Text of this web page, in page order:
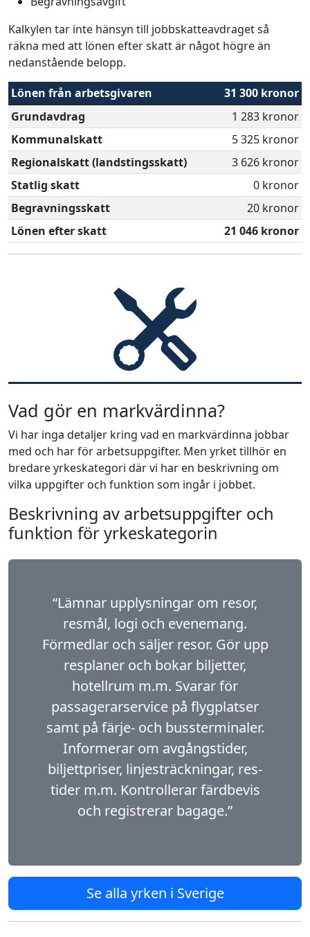
Kalkylen tar inte hänsyn till jobbskatteavdraget så
räkna med att lönen efter skatt är något högre än
nedanstående belopp.
Lönen från arbetsgivaren
31 300 kronor
Grundavdrag
1 283 kronor
Kommunalskatt
5 325 kronor
Regionalskatt (landstingsskatt)
3 626 kronor
Statlig skatt
0 kronor
Begravningsskatt
20 kronor
Lönen efter skatt
21 046 kronor
Vad gör en markvärdinna?
Vi har inga detaljer kring vad en markvärdinna jobbar
med och har för arbetsuppgifter. Men yrket tillhör en
bredare yrkeskategori där vi har en beskrivning om
vilka uppgifter och funktion som ingår i jobbet.
Beskrivning av arbetsuppgifter och
funktion för yrkeskategorin
“Lämnar upplysningar om resor,
resmål, logi och evenemang.
Förmedlar och säljer resor. Gör upp
resplaner och bokar biljetter,
hotellrum m.m. Svarar för
passagerarservice på flygplatser
samt på färje- och bussterminaler.
Informerar om avgångstider,
biljettpriser, linjesträckningar, res­
tider m.m. Kontrollerar färdbevis
och registrerar bagage.”
Se alla yrken i Sverige